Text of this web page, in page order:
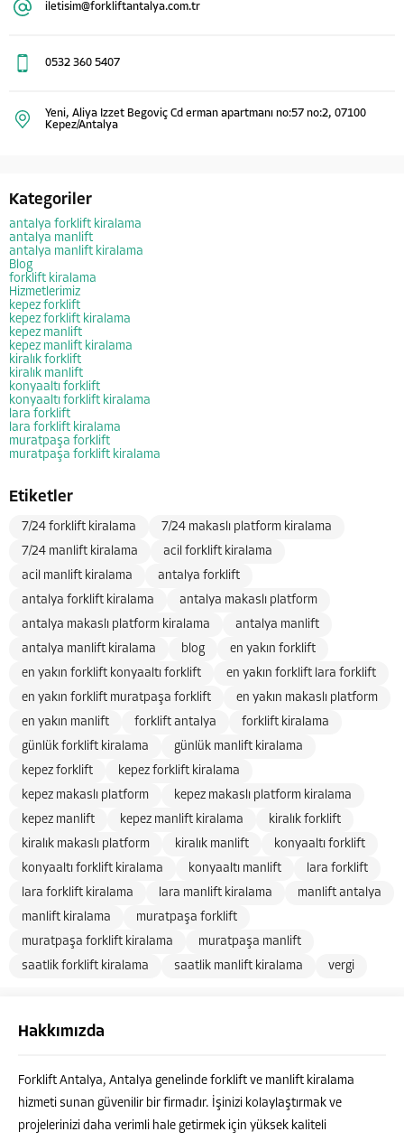
iletisim@forkliftantalya.com.tr
0532 360 5407
Yeni, Aliya Izzet Begoviç Cd erman apartmanı no:57 no:2, 07100
Kepez/Antalya
Kategoriler
antalya forklift kiralama
antalya manlift
antalya manlift kiralama
Blog
forklift kiralama
Hizmetlerimiz
kepez forklift
kepez forklift kiralama
kepez manlift
kepez manlift kiralama
kiralık forklift
kiralık manlift
konyaaltı forklift
konyaaltı forklift kiralama
lara forklift
lara forklift kiralama
muratpaşa forklift
muratpaşa forklift kiralama
Etiketler
7/24 forklift kiralama
7/24 makaslı platform kiralama
7/24 manlift kiralama
acil forklift kiralama
acil manlift kiralama
antalya forklift
antalya forklift kiralama
antalya makaslı platform
antalya makaslı platform kiralama
antalya manlift
antalya manlift kiralama
blog
en yakın forklift
en yakın forklift konyaaltı forklift
en yakın forklift lara forklift
en yakın forklift muratpaşa forklift
en yakın makaslı platform
en yakın manlift
forklift antalya
forklift kiralama
günlük forklift kiralama
günlük manlift kiralama
kepez forklift
kepez forklift kiralama
kepez makaslı platform
kepez makaslı platform kiralama
kepez manlift
kepez manlift kiralama
kiralık forklift
kiralık makaslı platform
kiralık manlift
konyaaltı forklift
konyaaltı forklift kiralama
konyaaltı manlift
lara forklift
lara forklift kiralama
lara manlift kiralama
manlift antalya
manlift kiralama
muratpaşa forklift
muratpaşa forklift kiralama
muratpaşa manlift
saatlik forklift kiralama
saatlik manlift kiralama vergi
Hakkımızda
Forklift Antalya, Antalya genelinde forklift ve manlift kiralama
hizmeti sunan güvenilir bir firmadır. İşinizi kolaylaştırmak ve
projelerinizi daha verimli hale getirmek için yüksek kaliteli